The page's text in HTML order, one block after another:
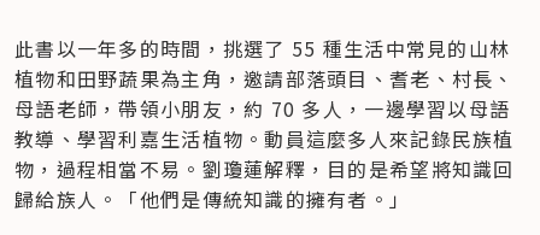
此書以一年多的時間，挑選了 55 種生活中常見的山林
植物和田野蔬果為主角，邀請部落頭目、耆老、村長、
母語老師，帶領小朋友，約 70 多人，一邊學習以母語
教導、學習利嘉生活植物。動員這麼多人來記錄民族植
物，過程相當不易。劉瓊蓮解釋，目的是希望將知識回
歸給族人。「他們是傳統知識的擁有者。」